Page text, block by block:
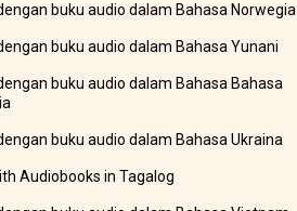
buku audio dalam Bahasa Norwegia
buku audio dalam Bahasa Yunani
buku audio dalam Bahasa Bahasa
buku audio dalam Bahasa Ukraina
Audiobooks in Tagalog